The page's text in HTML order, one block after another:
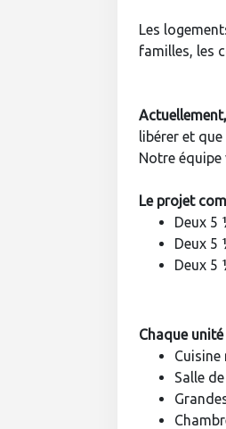
Les
familles, les
libérer et
Notre
Le projet
Deux 5
Deux 5
Deux 5
Chaque
Salle